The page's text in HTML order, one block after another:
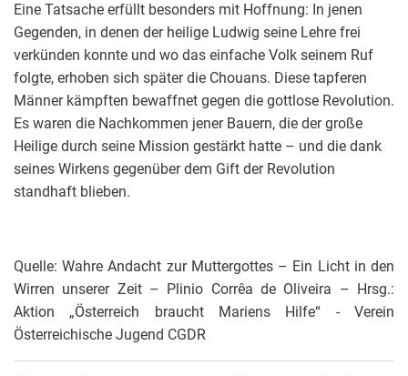
Eine Tatsache erfüllt besonders mit Hoffnung: In jenen
Gegenden, in denen der heilige Ludwig seine Lehre frei
verkünden konnte und wo das einfache Volk seinem Ruf
folgte, erhoben sich später die Chouans. Diese tapferen
Männer kämpften bewaffnet gegen die gottlose Revolution.
Es waren die Nachkommen jener Bauern, die der große
Heilige durch seine Mission gestärkt hatte – und die dank
seines Wirkens gegenüber dem Gift der Revolution
standhaft blieben.
Quelle: Wahre Andacht zur Muttergottes – Ein Licht in den
Wirren unserer Zeit – Plinio Corrêa de Oliveira – Hrsg.:
Aktion „Österreich braucht Mariens Hilfe“ - Verein
Österreichische Jugend CGDR